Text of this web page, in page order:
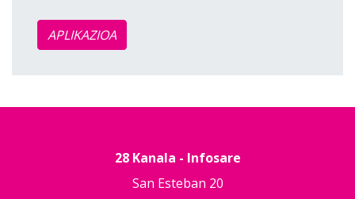
APLIKAZIOA
28 Kanala - Infosare
San Esteban 20